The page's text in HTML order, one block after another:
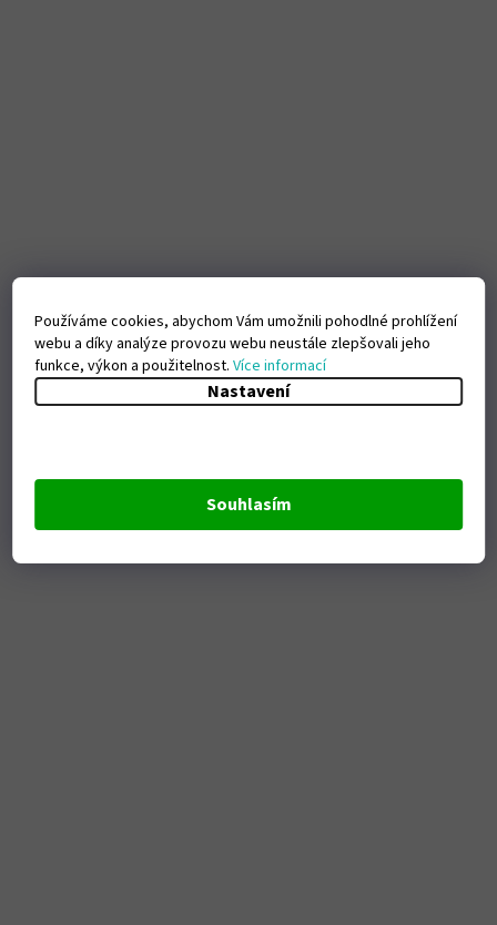
Používáme cookies, abychom Vám umožnili pohodlné prohlížení
webu a díky analýze provozu webu neustále zlepšovali jeho
funkce, výkon a použitelnost.Více informací
Nastavení
Souhlasím